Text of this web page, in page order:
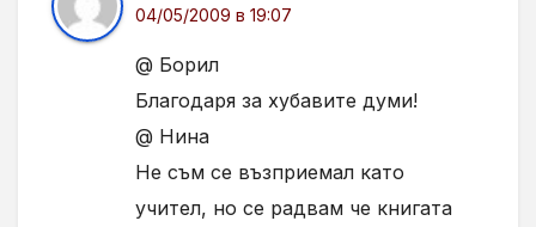
04/05/2009 в 19:07
@ Борил
Благодаря за хубавите думи!
@ Нина
Не съм се възприемал като
учител, но се радвам че книгата